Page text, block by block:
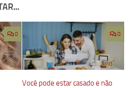
0 0
Você pode estar casado e não